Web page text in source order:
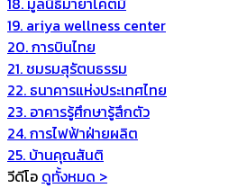
19. ariya wellness center
20. การบินไทย
21. ชมรมสุรัตนธรรม
22. ธนาคารแห่งประเทศไทย
23. อาคารรู้ศึกษารู้สึกตัว
24. การไฟฟ้าฝ่ายผลิต
25. บ้านคุณสันติ
วีดีโอ ดูทั้งหมด >